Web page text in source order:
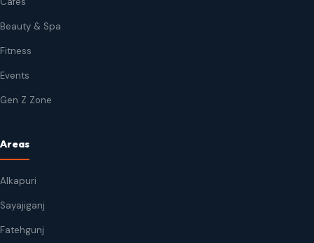
Beauty & Spa
Fitness
Events
Gen Z Zone
Areas
Alkapuri
Sayajiganj
Fatehgunj